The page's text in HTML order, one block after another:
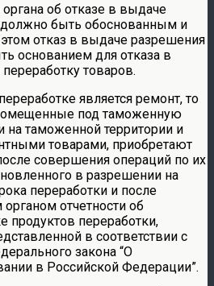
об отказе в выдаче
быть обоснованным и
отказ в выдаче разрешения
основанием для отказа в
товаров.
является ремонт, то
под таможенную
на таможенной территории и
товарами, приобретают
совершения операций по их
в разрешении на
переработки и после
отчетности об
продуктов переработки,
в соответствии с
закона “О
в Российской Федерации”.